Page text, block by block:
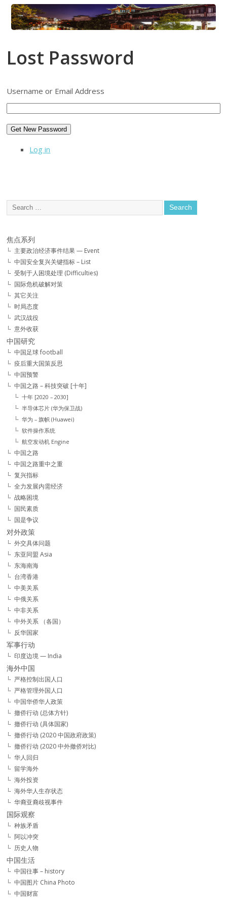
Lost Password
Username or Email Address
Get New Password
Log in
焦点系列
主要政治经济事件结果 — Event
中国安全复兴关键指标 – List
受制于人困境处理 (Difficulties)
国际危机破解对策
其它关注
时局态度
武汉战役
意外收获
中国研究
中国足球 football
疫后重大国策反思
中国预警
中国之路 – 科技突破 [十年]
十年 [2020 – 2030]
半导体芯片 (华为保卫战)
华为 – 旗帜 (Huawei)
软件操作系统
航空发动机 Engine
中国之路
中国之路重中之重
复兴指标
全力发展内需经济
战略困境
国民素质
国是争议
对外政策
外交具体问题
东亚同盟 Asia
东海南海
台湾香港
中美关系
中俄关系
中非关系
中外关系 （各国）
反华国家
军事行动
印度边境 — India
海外中国
严格控制出国人口
严格管理外国人口
中国华侨华人政策
撤侨行动 (总体方针)
撤侨行动 (具体国家)
撤侨行动 (2020 中国政府政策)
撤侨行动 (2020 中外撤侨对比)
华人回归
留学海外
海外投资
海外华人生存状态
华裔亚裔歧视事件
国际观察
种族矛盾
阿以冲突
历史人物
中国生活
中国往事 – history
中国图片 China Photo
中国财富